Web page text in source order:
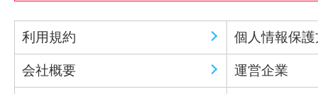
利用規約 個人情報保
会社概要 運営企業